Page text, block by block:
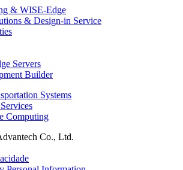
& WISE-Edge
& Design-in Service
Servers
Builder
Systems
Computing
Co., Ltd.